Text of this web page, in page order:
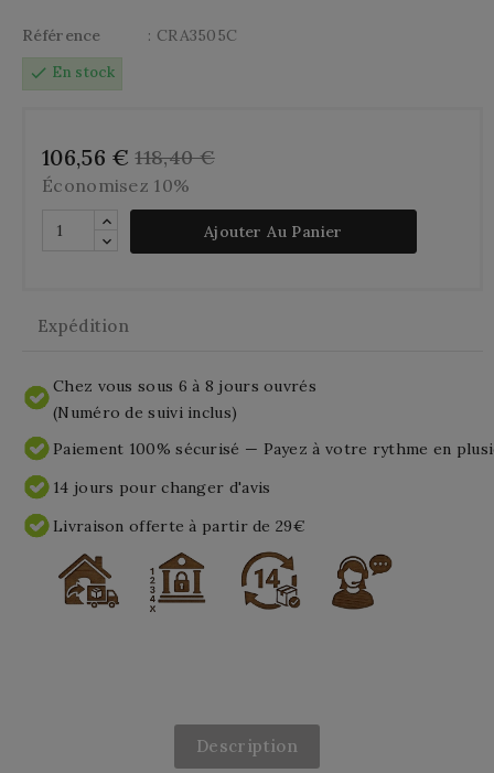
Référence
: CRA3505C
check En stock
106,56 € 118,40 €
Économisez 10%
Ajouter Au Panier
Expédition
Chez vous sous 6 à 8 jours ouvrés
(Numéro de suivi inclus)
Paiement 100% sécurisé — Payez à votre rythme en
14 jours pour changer d'avis
Livraison offerte à partir de 29€
Description